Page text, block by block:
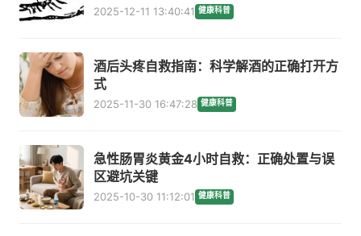
2025-12-11 13:40:41 健康科普
酒后头疼自救指南：科学解酒的正确打开方
式
2025-11-30 16:47:28 健康科普
急性肠胃炎黄金4小时自救：正确处置与误
区避坑关键
2025-10-30 11:12:01 健康科普